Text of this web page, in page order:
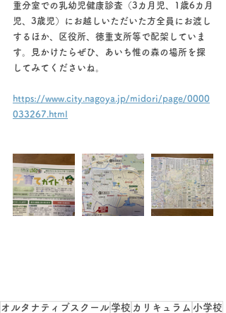
重分室での乳幼児健康診査（3カ月児、1歳6カ月
児、3歳児）にお越しいただいた方全員にお渡し
するほか、区役所、徳重支所等で配架していま
す。見かけたらぜひ、あいち惟の森の場所を探
してみてくださいね。
https://www.city.nagoya.jp/midori/page/0000
033267.html
オルタナティブスクール 学校 カリキュラム 小学校